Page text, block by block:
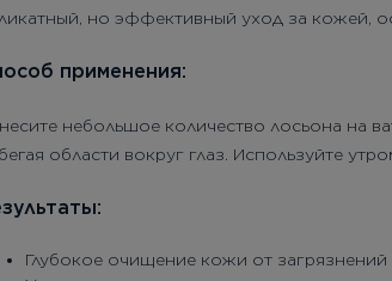
но эффективный уход за кожей,
применения:
небольшое количество лосьона на
области вокруг глаз. Используйте
Глубокое очищение кожи от загрязнений